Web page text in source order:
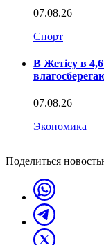
07.08.26
Спорт
В Жетісу в
07.08.26
Экономика
Поделиться